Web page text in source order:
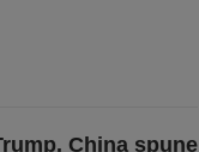
China spune